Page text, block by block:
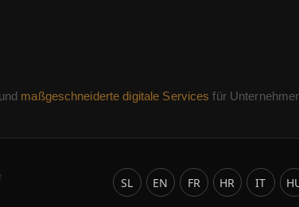
und maßgeschneiderte digitale Servicesfür
SL EN FR HR IT